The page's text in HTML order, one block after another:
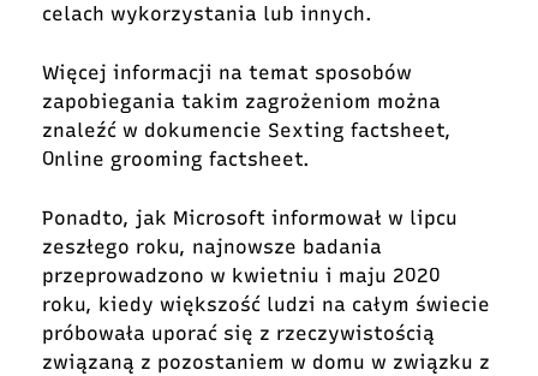
celach wykorzystania lub innych.
Więcej informacji na temat sposobów
zapobiegania takim zagrożeniom można
znaleźć w dokumencie Sexting factsheet,
Online grooming factsheet.
Ponadto, jak Microsoft informował w lipcu
zeszłego roku, najnowsze badania
przeprowadzono w kwietniu i maju 2020
roku, kiedy większość ludzi na całym świecie
próbowała uporać się z rzeczywistością
związaną z pozostaniem w domu w związku z